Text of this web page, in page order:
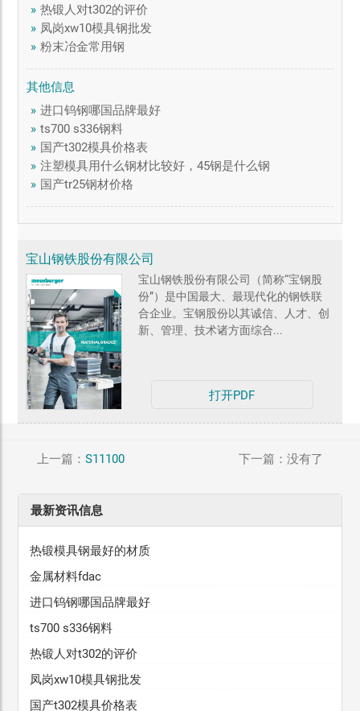
» 热锻人对t302的评价
» 凤岗xw10模具钢批发
» 粉末冶金常用钢
其他信息
» 进口钨钢哪国品牌最好
» ts700 s336钢料
» 国产t302模具价格表
» 注塑模具用什么钢材比较好，45钢是什么钢
» 国产tr25钢材价格
宝山钢铁股份有限公司
宝山钢铁股份有限公司（简称“宝钢股
份”）是中国最大、最现代化的钢铁联
合企业。宝钢股份以其诚信、人才、创
新、管理、技术诸方面综合...
打开PDF
上一篇： S11100 下一篇：没有了
最新资讯信息
热锻模具钢最好的材质
金属材料fdac
进口钨钢哪国品牌最好
ts700 s336钢料
热锻人对t302的评价
凤岗xw10模具钢批发
国产t302模具价格表